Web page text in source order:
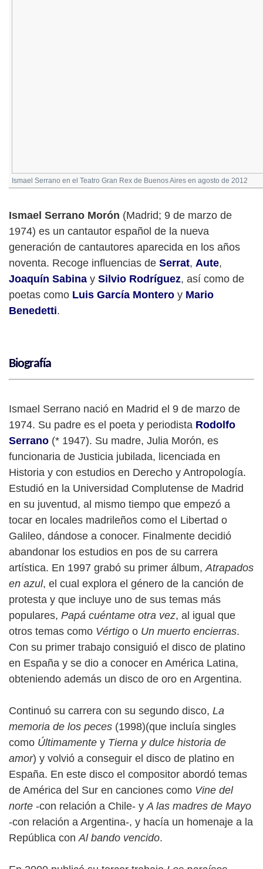
Ismael Serrano en el Teatro Gran Rex de Buenos Aires en agosto de 2012
Ismael Serrano Morón (Madrid; 9 de marzo de
1974) es un cantautor español de la nueva
generación de cantautores aparecida en los años
noventa. Recoge influencias de Serrat, Aute,
Joaquín Sabina y Silvio Rodríguez, así como de
poetas como Luis García Montero y Mario
Benedetti.
Biografía
Ismael Serrano nació en Madrid el 9 de marzo de
1974. Su padre es el poeta y periodista Rodolfo
Serrano (* 1947). Su madre, Julia Morón, es
funcionaria de Justicia jubilada, licenciada en
Historia y con estudios en Derecho y Antropología.
Estudió en la Universidad Complutense de Madrid
en su juventud, al mismo tiempo que empezó a
tocar en locales madrileños como el Libertad o
Galileo, dándose a conocer. Finalmente decidió
abandonar los estudios en pos de su carrera
artística. En 1997 grabó su primer álbum,Atrapados
en azul, el cual explora el género de la canción de
protesta y que incluye uno de sus temas más
populares, Papá cuéntame otra vez, al igual que
otros temas como Vértigo o Un muerto encierras.
Con su primer trabajo consiguió el disco de platino
en España y se dio a conocer en América Latina,
obteniendo además un disco de oro en Argentina.
Continuó su carrera con su segundo disco, La
memoria de los peces (1998)(que incluía singles
como Últimamente y Tierna y dulce historia de
amor) y volvió a conseguir el disco de platino en
España. En este disco el compositor abordó temas
de América del Sur en canciones como Vine del
norte -con relación a Chile- yA las madres de Mayo
-con relación a Argentina-, y hacía un homenaje a la
República conAl bando vencido.